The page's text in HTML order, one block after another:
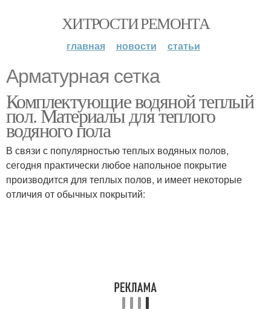
ХИТРОСТИ РЕМОНТА
главная новости статьи
Арматурная сетка
Комплектующие водяной теплый
пол. Материалы для теплого
водяного пола
В связи с популярностью теплых водяных полов,
сегодня практически любое напольное покрытие
производится для теплых полов, и имеет некоторые
отличия от обычных покрытий: